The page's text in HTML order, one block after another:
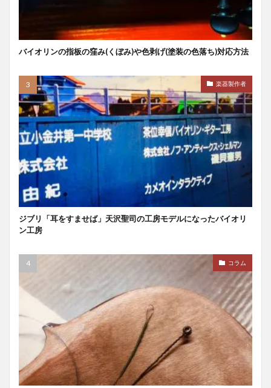
バイオリンの指板の窪み(くぼみ)や色剥げ(塗装の色落ち)対応方法
楽器製作者
ジブリ「耳をすませば」天沢聖司の工房モデルになったバイオリ
ン工房
コラム